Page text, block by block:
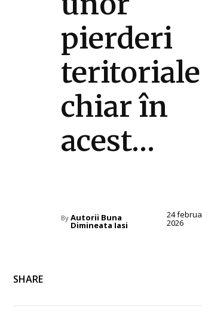
pierderi
teritoriale
chiar în
acest…
By Autorii Buna
Dimineata Iasi
24
2026
SHARE